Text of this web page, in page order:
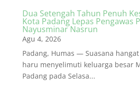
Dua Setengah Tahun Penuh
Kota Padang Lepas Pengawas
Nayusminar Nasrun
Agu 4, 2026
Padang, Humas — Suasana
haru menyelimuti keluarga besar
Padang pada Selasa...